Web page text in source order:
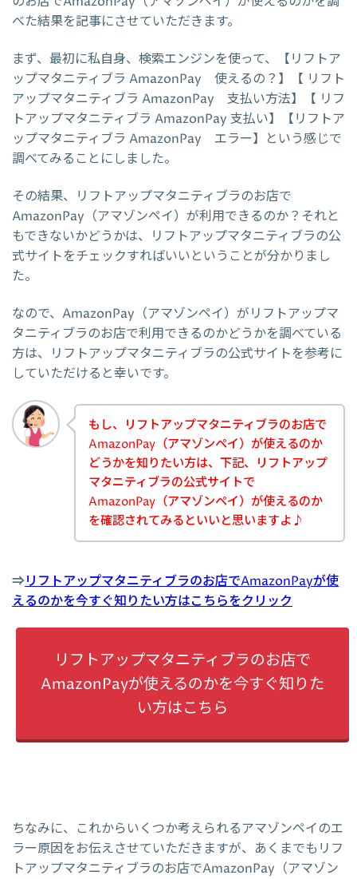
べた結果を記事にさせていただきます。
まず、最初に私自身、検索エンジンを使って、【リフトア
ップマタニティブラ AmazonPay 使えるの？】【 リフト
アップマタニティブラ AmazonPay 支払い方法】【 リフ
トアップマタニティブラ AmazonPay 支払い】【リフトア
ップマタニティブラ AmazonPay エラー】という感じで
調べてみることにしました。
その結果、リフトアップマタニティブラのお店で
AmazonPay（アマゾンペイ）が利用できるのか？それと
もできないかどうかは、リフトアップマタニティブラの公
式サイトをチェックすればいいということが分かりまし
た。
なので、AmazonPay（アマゾンペイ）がリフトアップマ
タニティブラのお店で利用できるのかどうかを調べている
方は、リフトアップマタニティブラの公式サイトを参考に
していただけると幸いです。
もし、リフトアップマタニティブラのお店で
AmazonPay（アマゾンペイ）が使えるのか
どうかを知りたい方は、下記、リフトアップ
マタニティブラの公式サイトで
AmazonPay（アマゾンペイ）が使えるのか
を確認されてみるといいと思いますよ♪
⇒リフトアップマタニティブラのお店でAmazonPayが使
えるのかを今すぐ知りたい方はこちらをクリック
リフトアップマタニティブラのお店で
AmazonPayが使えるのかを今すぐ知りた
い方はこちら
ちなみに、これからいくつか考えられるアマゾンペイのエ
ラー原因をお伝えさせていただきますが、あくまでもリフ
トアップマタニティブラのお店でAmazonPay（アマゾン